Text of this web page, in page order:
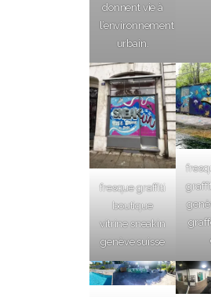
donnent vie à
l’environnement
urbain.
fresque graffiti
boutique
vitrine sneakin
genève suisse